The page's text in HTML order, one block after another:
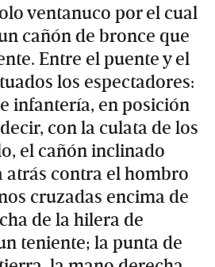
ventanuco por el cual
cañón de bronce que
Entre el puente y el
los espectadores:
infantería, en posición
con la culata de los
el cañón inclinado
atrás contra el hombro
cruzadas encima de
de la hilera de
teniente; la punta de